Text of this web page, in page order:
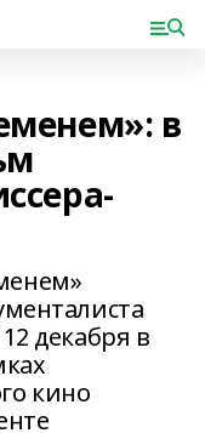
в
декабря в
кино